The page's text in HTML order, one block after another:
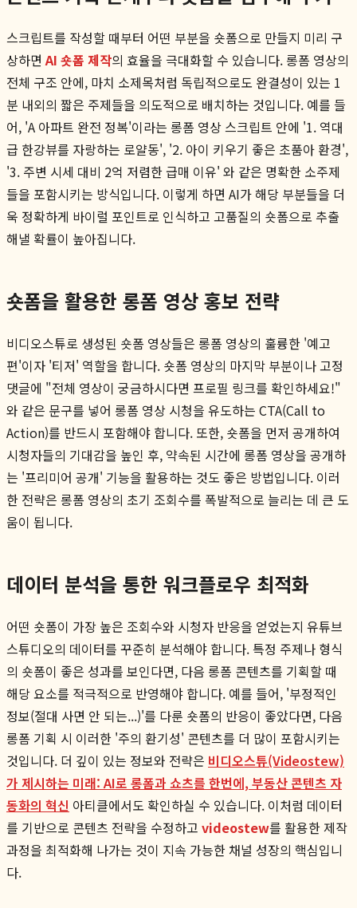
스크립트를 작성할 때부터 어떤 부분을 숏폼으로 만들지 미리 구
상하면 AI 숏폼 제작의 효율을 극대화할 수 있습니다. 롱폼 영상의
전체 구조 안에, 마치 소제목처럼 독립적으로도 완결성이 있는 1
분 내외의 짧은 주제들을 의도적으로 배치하는 것입니다. 예를 들
어, 'A 아파트 완전 정복'이라는 롱폼 영상 스크립트 안에 '1. 역대
급 한강뷰를 자랑하는 로얄동', '2. 아이 키우기 좋은 초품아 환경',
'3. 주변 시세 대비 2억 저렴한 급매 이유' 와 같은 명확한 소주제
들을 포함시키는 방식입니다. 이렇게 하면 AI가 해당 부분들을 더
욱 정확하게 바이럴 포인트로 인식하고 고품질의 숏폼으로 추출
해낼 확률이 높아집니다.
숏폼을 활용한 롱폼 영상 홍보 전략
비디오스튜로 생성된 숏폼 영상들은 롱폼 영상의 훌륭한 '예고
편'이자 '티저' 역할을 합니다. 숏폼 영상의 마지막 부분이나 고정
댓글에 "전체 영상이 궁금하시다면 프로필 링크를 확인하세요!"
와 같은 문구를 넣어 롱폼 영상 시청을 유도하는 CTA(Call to
Action)를 반드시 포함해야 합니다. 또한, 숏폼을 먼저 공개하여
시청자들의 기대감을 높인 후, 약속된 시간에 롱폼 영상을 공개하
는 '프리미어 공개' 기능을 활용하는 것도 좋은 방법입니다. 이러
한 전략은 롱폼 영상의 초기 조회수를 폭발적으로 늘리는 데 큰 도
움이 됩니다.
데이터 분석을 통한 워크플로우 최적화
어떤 숏폼이 가장 높은 조회수와 시청자 반응을 얻었는지 유튜브
스튜디오의 데이터를 꾸준히 분석해야 합니다. 특정 주제나 형식
의 숏폼이 좋은 성과를 보인다면, 다음 롱폼 콘텐츠를 기획할 때
해당 요소를 적극적으로 반영해야 합니다. 예를 들어, '부정적인
정보(절대 사면 안 되는...)'를 다룬 숏폼의 반응이 좋았다면, 다음
롱폼 기획 시 이러한 '주의 환기성' 콘텐츠를 더 많이 포함시키는
것입니다. 더 깊이 있는 정보와 전략은 비디오스튜(Videostew)
가 제시하는 미래: AI로 롱폼과 쇼츠를 한번에, 부동산 콘텐츠 자
동화의 혁신 아티클에서도 확인하실 수 있습니다. 이처럼 데이터
를 기반으로 콘텐츠 전략을 수정하고 videostew를 활용한 제작
과정을 최적화해 나가는 것이 지속 가능한 채널 성장의 핵심입니
다.